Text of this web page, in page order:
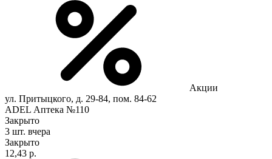
Акции
ул. Притыцкого, д. 29-84, пом. 84-62
ADEL Аптека №110
Закрыто
3 шт. вчера
Закрыто
12,43 р.